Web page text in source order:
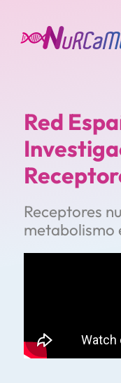
Red
Receptores
metabolismo